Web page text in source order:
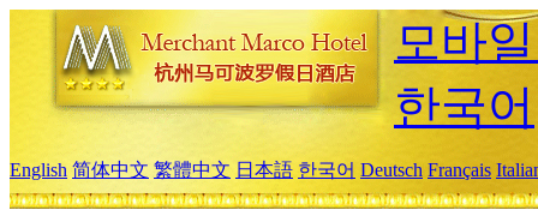
모바
한국어
English 简体中文 繁體中文 日本語 한국어 Deutsch Français